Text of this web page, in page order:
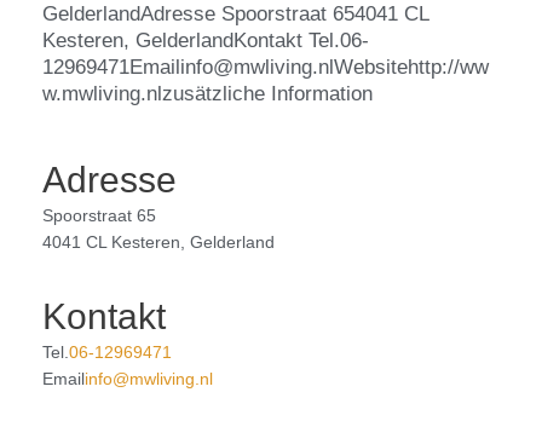
GelderlandAdresse Spoorstraat 654041 CL
Kesteren, GelderlandKontakt Tel.06-
12969471Emailinfo@mwliving.nlWebsitehttp://ww
w.mwliving.nlzusätzliche Information
Adresse
Spoorstraat 65
4041 CL Kesteren, Gelderland
Kontakt
Tel. 06-12969471
Emailinfo@mwliving.nl